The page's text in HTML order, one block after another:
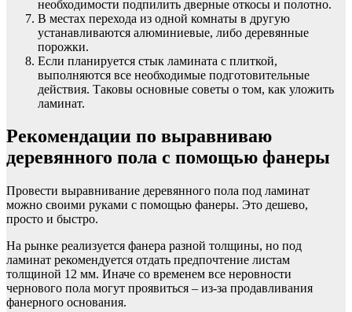
необходимости подпилить дверные откосы и полотно.
В местах перехода из одной комнаты в другую
устанавливаются алюминиевые, либо деревянные
порожки.
Если планируется стык ламината с плиткой,
выполняются все необходимые подготовительные
действия. Таковы основные советы о том, как уложить
ламинат.
Рекомендации по выравниваю
деревянного пола с помощью фанеры
Провести выравнивание деревянного пола под ламинат
можно своими руками с помощью фанеры. Это дешево,
просто и быстро.
На рынке реализуется фанера разной толщины, но под
ламинат рекомендуется отдать предпочтение листам
толщиной 12 мм. Иначе со временем все неровности
чернового пола могут проявиться – из-за продавливания
фанерного основания.